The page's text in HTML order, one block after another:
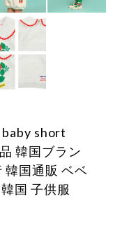
short
韓国ブラン
韓国通販 ベベ
国 子供服